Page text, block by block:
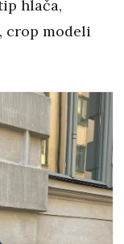
hlača,
crop modeli